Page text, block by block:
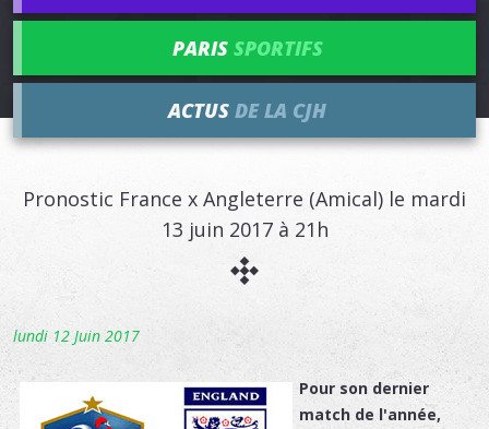
PARIS SPORTIFS
ACTUS DE LA CJH
Pronostic France x Angleterre (Amical) le mardi
13 juin 2017 à 21h
lundi 12 Juin 2017
Pour son dernier
match de l'année,